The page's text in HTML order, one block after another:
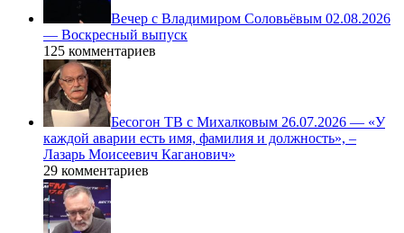
Вечер с Владимиром Соловьёвым 02.08.2026
— Воскресный выпуск
125 комментариев
Бесогон ТВ с Михалковым 26.07.2026 — «У
каждой аварии есть имя, фамилия и должность», –
Лазарь Моисеевич Каганович»
29 комментариев